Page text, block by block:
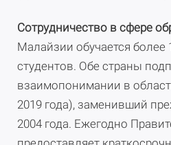
Сотрудничество в сфере
Малайзии обучается более
студентов. Обе страны
взаимопонимании в
2019 года), заменивший
2004 года. Ежегодно